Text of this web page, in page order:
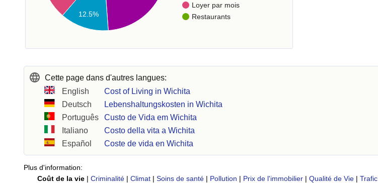
Loyer par mois
Restaurants
12.5%
Cette page dans d'autres langues:
English
Cost of Living in Wichita
Deutsch
Lebenshaltungskosten in Wichita
Português
Custo de Vida em Wichita
Italiano
Costo della vita a Wichita
Español
Coste de vida en Wichita
Plus d'information:
Coût de la vie | Criminalité | Climat | Soins de santé | Pollution | Prix de l'immobilier | Qualité de Vie | Trafic